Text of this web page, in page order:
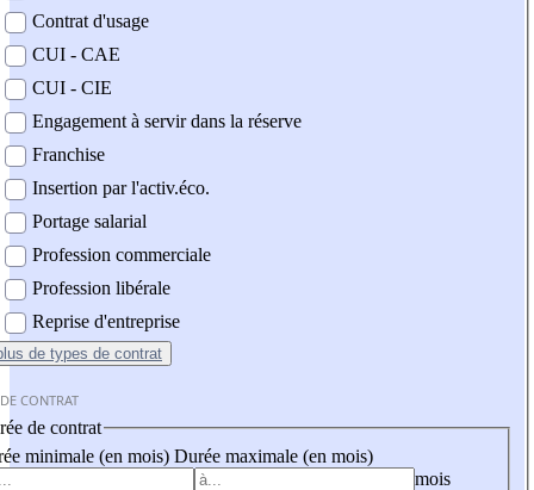
Contrat d'usage
CUI - CAE
CUI - CIE
Engagement à servir dans la réserve
Franchise
Insertion par l'activ.éco.
Portage salarial
Profession commerciale
Profession libérale
Reprise d'entreprise
de types de contrat
CONTRAT
de contrat
minimale (en mois) Durée maximale (en mois)
mois